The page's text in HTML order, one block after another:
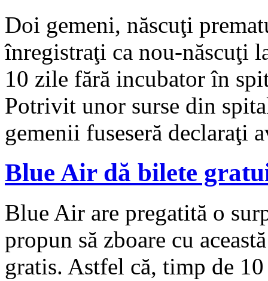
Doi gemeni, născuţi
înregistraţi ca nou-născuţi
10 zile fără incubator în
Potrivit unor surse din
gemenii fuseseră declaraţi
Blue Air dă bilete
Blue Air are pregatită o
propun să zboare cu
gratis. Astfel că, timp de